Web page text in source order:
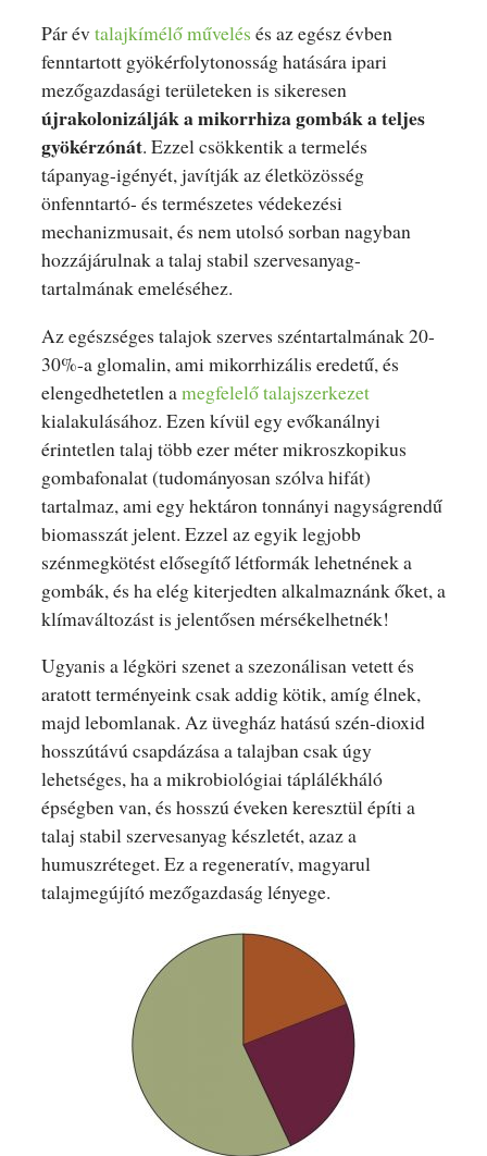
Pár évtalajkímélő művelés és az egész évben
fenntartott gyökérfolytonosság hatására ipari
mezőgazdasági területeken is sikeresen
újrakolonizálják a mikorrhiza gombák a teljes
gyökérzónát. Ezzel csökkentik a termelés
tápanyag-igényét, javítják az életközösség
önfenntartó- és természetes védekezési
mechanizmusait, és nem utolsó sorban nagyban
hozzájárulnak a talaj stabil szervesanyag-
tartalmának emeléséhez.
Az egészséges talajok szerves széntartalmának 20-
30%-a glomalin, ami mikorrhizális eredetű, és
elengedhetetlen amegfelelő talajszerkezet
kialakulásához. Ezen kívül egy evőkanálnyi
érintetlen talaj több ezer méter mikroszkopikus
gombafonalat (tudományosan szólva hifát)
tartalmaz, ami egy hektáron tonnányi nagyságrendű
biomasszát jelent. Ezzel az egyik legjobb
szénmegkötést elősegítő létformák lehetnének a
gombák, és ha elég kiterjedten alkalmaznánk őket, a
klímaváltozást is jelentősen mérsékelhetnék!
Ugyanis a légköri szenet a szezonálisan vetett és
aratott terményeink csak addig kötik, amíg élnek,
majd lebomlanak. Az üvegház hatású szén-dioxid
hosszútávú csapdázása a talajban csak úgy
lehetséges, ha a mikrobiológiai táplálékháló
épségben van, és hosszú éveken keresztül építi a
talaj stabil szervesanyag készletét, azaz a
humuszréteget. Ez a regeneratív, magyarul
talajmegújító mezőgazdaság lényege.